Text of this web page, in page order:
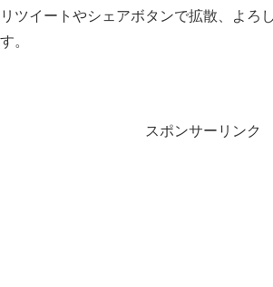
リツイートやシェアボタンで拡散、よろ
す。
スポンサーリンク